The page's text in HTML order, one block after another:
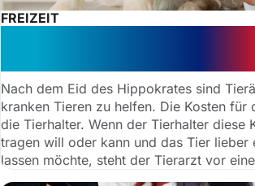
FREIZEIT
Nach dem Eid des Hippokrates sind
kranken Tieren zu helfen. Die Kosten für
die Tierhalter. Wenn der Tierhalter diese
tragen will oder kann und das Tier lieber
lassen möchte, steht der Tierarzt vor
Entscheidung: Muss er sich an die